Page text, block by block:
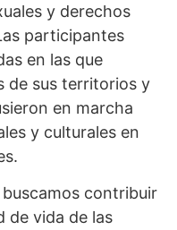
y derechos
participantes
en las que
de sus territorios y
en marcha
y culturales en
buscamos contribuir
de vida de las